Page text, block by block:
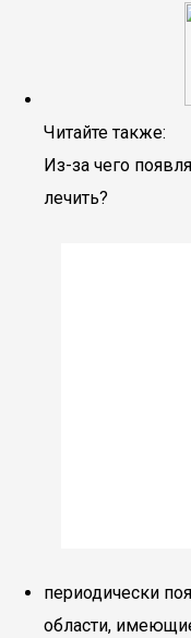
Читайте также:
Из-за чего
лечить?
периодически
области,